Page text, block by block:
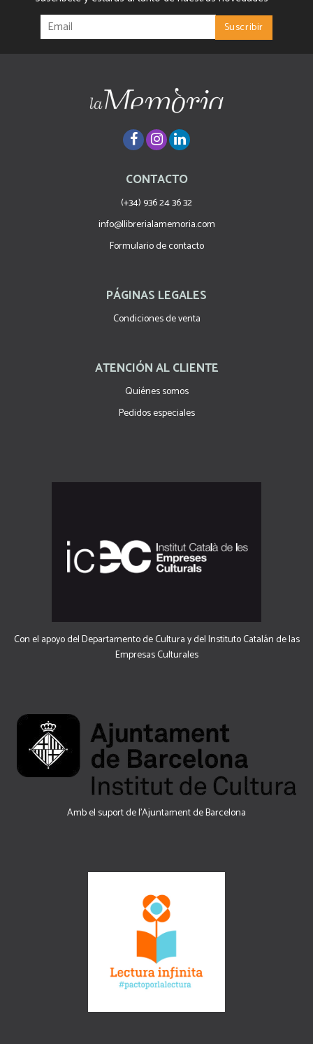
CONTACTO
(+34) 936 24 36 32
info@llibrerialamemoria.com
Formulario de contacto
PÁGINAS LEGALES
Condiciones de venta
ATENCIÓN AL CLIENTE
Quiénes somos
Pedidos especiales
Con el apoyo del Departamento de Cultura y del Instituto Catalán de las
Empresas Culturales
Amb el suport de l’Ajuntament de Barcelona